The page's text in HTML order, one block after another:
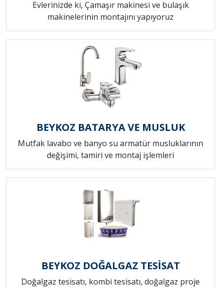
Evlerinizde ki, Çamaşır makinesi ve bulaşık
makinelerinin montajını yapıyoruz
BEYKOZ BATARYA VE MUSLUK
Mutfak lavabo ve banyo su armatür musluklarının
değişimi, tamiri ve montaj işlemleri
BEYKOZ DOĞALGAZ TESİSAT
Doğalgaz tesisatı, kombi tesisatı, doğalgaz proje